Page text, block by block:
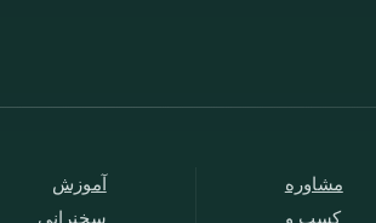
مشاوره
کسب و
آموزش
سخنرانی